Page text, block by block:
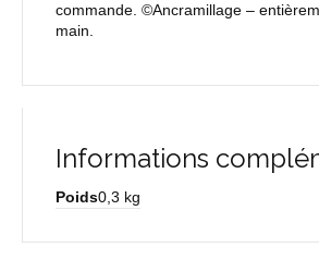
commande. ©Ancramillage –
main.
Informations
Poids0,3 kg